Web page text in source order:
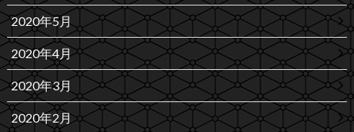
2020年5月
2020年4月
2020年3月
2020年2月